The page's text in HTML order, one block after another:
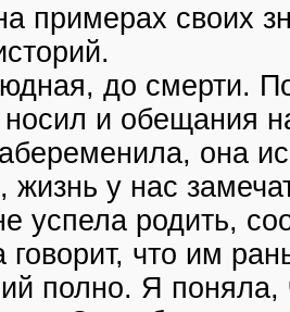
примерах своих
до смерти.
носил и обещания
она
у нас
успела родить,
что им
полно. Я